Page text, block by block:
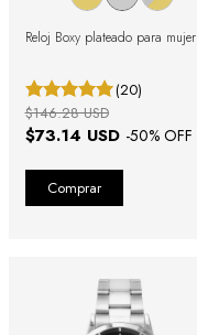
Reloj Boxy plateado para mujer
(20)
$73.14 USD -50% OFF
$146.28 USD